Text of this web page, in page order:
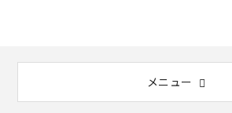
メニュー